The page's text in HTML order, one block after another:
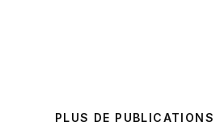
PLUS DE PUBLICATIONS